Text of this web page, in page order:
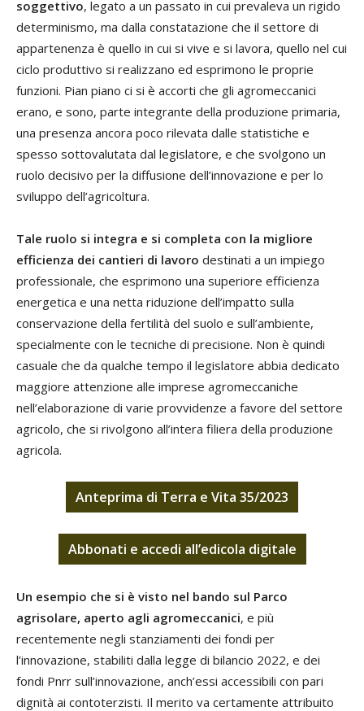
soggettivo, legato a un passato in cui prevaleva un rigido
determinismo, ma dalla constatazione che il settore di
appartenenza è quello in cui si vive e si lavora, quello nel cui
ciclo produttivo si realizzano ed esprimono le proprie
funzioni. Pian piano ci si è accorti che gli agromeccanici
erano, e sono, parte integrante della produzione primaria,
una presenza ancora poco rilevata dalle statistiche e
spesso sottovalutata dal legislatore, e che svolgono un
ruolo decisivo per la diffusione dell’innovazione e per lo
sviluppo dell’agricoltura.
Tale ruolo si integra e si completa con la migliore
efficienza dei cantieri di lavoro destinati a un impiego
professionale, che esprimono una superiore efficienza
energetica e una netta riduzione dell’impatto sulla
conservazione della fertilità del suolo e sull’ambiente,
specialmente con le tecniche di precisione. Non è quindi
casuale che da qualche tempo il legislatore abbia dedicato
maggiore attenzione alle imprese agromeccaniche
nell’elaborazione di varie provvidenze a favore del settore
agricolo, che si rivolgono all’intera filiera della produzione
agricola.
Anteprima di Terra e Vita 35/2023
Abbonati e accedi all’edicola digitale
Un esempio che si è visto nel bando sul Parco
agrisolare, aperto agli agromeccanici, e più
recentemente negli stanziamenti dei fondi per
l’innovazione, stabiliti dalla legge di bilancio 2022, e dei
fondi Pnrr sull’innovazione, anch’essi accessibili con pari
dignità ai contoterzisti. Il merito va certamente attribuito